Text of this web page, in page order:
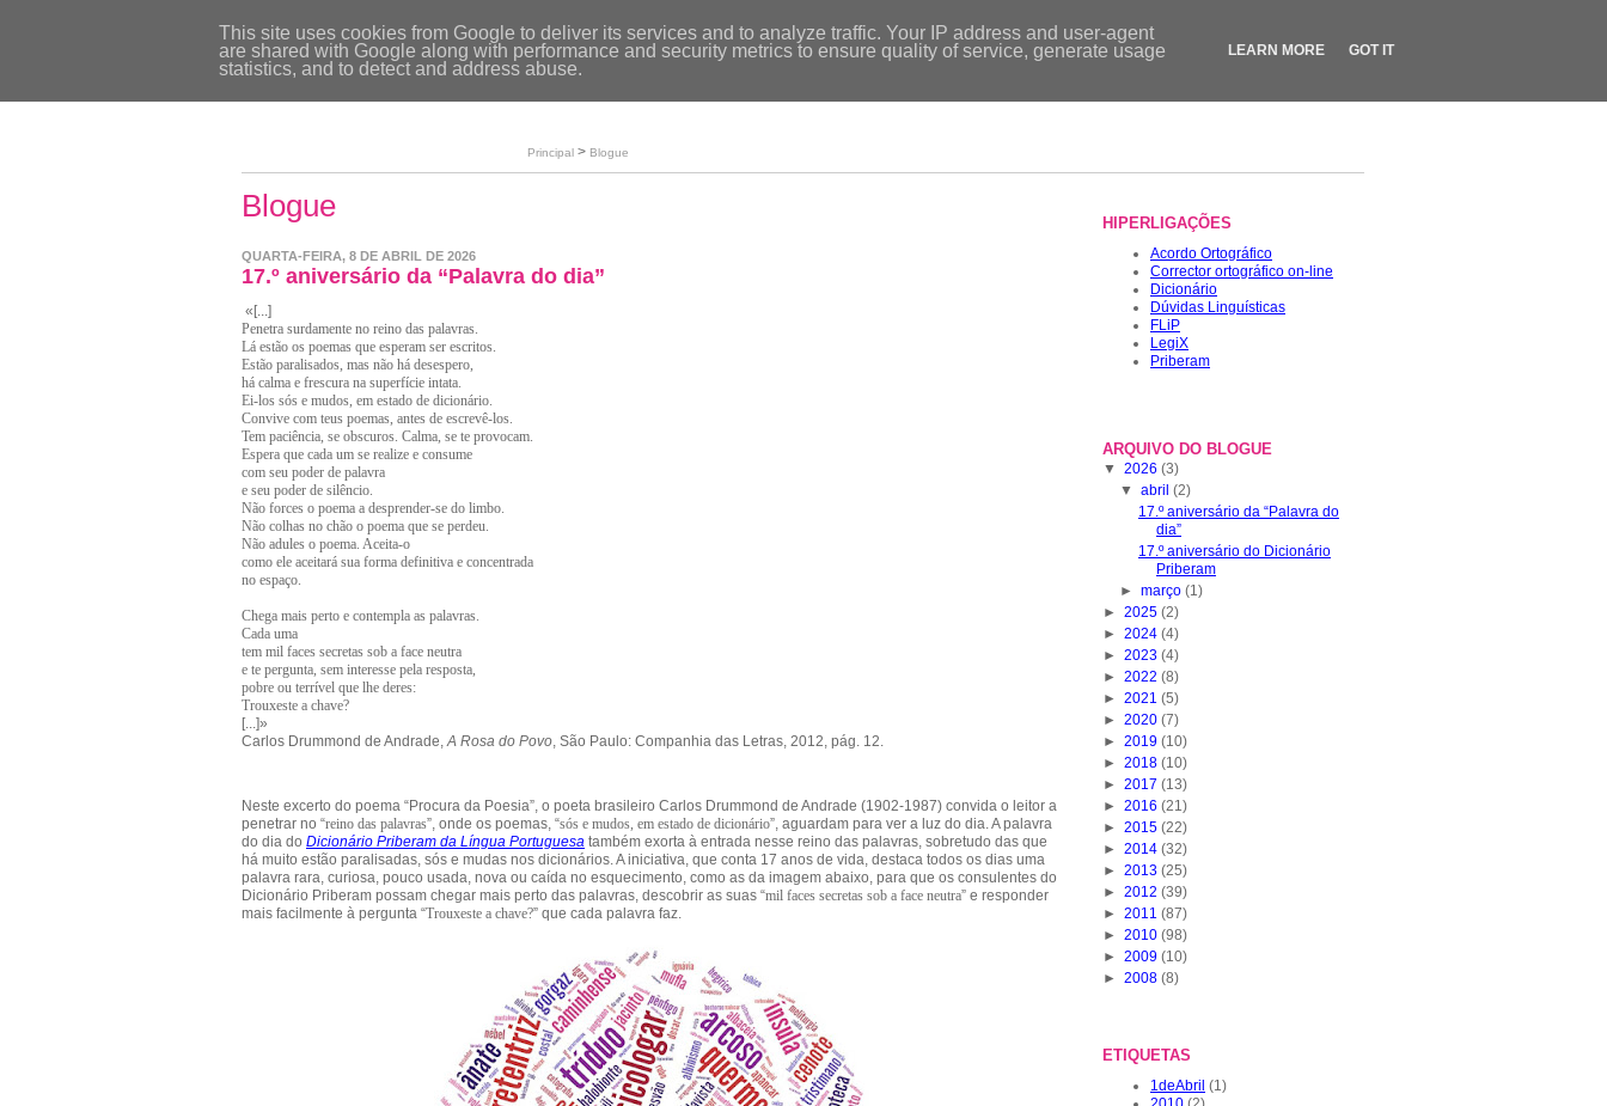
Início
Loja
Principal > Blogue
Blogue
QUARTA-FEIRA, 8 DE ABRIL DE 2026
17.º aniversário da “Palavra do dia”
«[...]
Penetra surdamente no reino das palavras.
Lá estão os poemas que esperam ser escritos.
Estão paralisados, mas não há desespero,
há calma e frescura na superfície intata.
Ei-los sós e mudos, em estado de dicionário.
Convive com teus poemas, antes de escrevê-los.
Tem paciência, se obscuros. Calma, se te provocam.
Espera que cada um se realize e consume
com seu poder de palavra
e seu poder de silêncio.
Não forces o poema a desprender-se do limbo.
Não colhas no chão o poema que se perdeu.
Não adules o poema. Aceita-o
como ele aceitará sua forma definitiva e concentrada
no espaço.
Chega mais perto e contempla as palavras.
Cada uma
tem mil faces secretas sob a face neutra
e te pergunta, sem interesse pela resposta,
pobre ou terrível que lhe deres:
Trouxeste a chave?
[...]»
Carlos Drummond de Andrade,A Rosa do Povo, São Paulo: Companhia das Letras, 2012, pág. 12.
Neste excerto do poema “Procura da Poesia”, o poeta brasileiro Carlos Drummond de Andrade (1902-1987) convida o leitor a
penetrar no “reino das palavras”, onde os poemas, “sós e mudos, em estado de dicionário”, aguardam para ver a luz do dia. A palavra
do dia do Dicionário Priberam da Língua Portuguesa também exorta à entrada nesse reino das palavras, sobretudo das que
há muito estão paralisadas, sós e mudas nos dicionários. A iniciativa, que conta 17 anos de vida, destaca todos os dias uma
palavra rara, curiosa, pouco usada, nova ou caída no esquecimento, como as da imagem abaixo, para que os consulentes do
Dicionário Priberam possam chegar mais perto das palavras, descobrir as suas “mil faces secretas sob a face neutra” e responder
mais facilmente à pergunta “Trouxeste a chave?” que cada palavra faz.
HIPERLIGAÇÕES
Acordo Ortográfico
Corrector ortográfico on-line
Dicionário
Dúvidas Linguísticas
FLiP
LegiX
Priberam
ARQUIVO DO BLOGUE
▼ 2026 (3)
▼abril(2)
17.º aniversário da “Palavra do
dia”
17.º aniversário do Dicionário
Priberam
►março(1)
► 2025 (2)
► 2024 (4)
► 2023 (4)
► 2022 (8)
► 2021 (5)
► 2020 (7)
► 2019 (10)
► 2018 (10)
► 2017 (13)
► 2016 (21)
► 2015 (22)
► 2014 (32)
► 2013 (25)
► 2012 (39)
► 2011 (87)
► 2010 (98)
► 2009 (10)
► 2008 (8)
ETIQUETAS
1deAbril (1)
This site uses cookies from Google to deliver its services and to analyze traffic. Your IP address and user-agent
are shared with Google along with performance and security metrics to ensure quality of service, generate usage
statistics, and to detect and address abuse.
LEARN MORE GOT IT